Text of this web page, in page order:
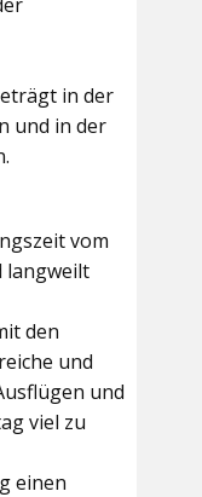
in der
und in der
vom
langweilt
den
und
und
viel zu
einen